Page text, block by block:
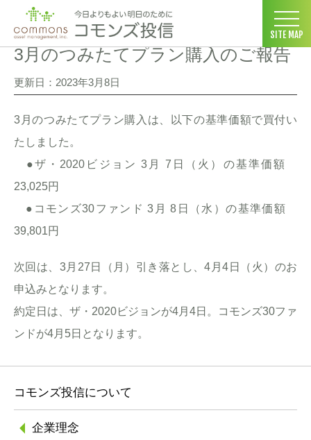
SITE MAP
コモンズ投信 ホーム >お客さま向け情報 3月のつみたてプラン購
3月のつみたてプラン購入のご報告
更新日：2023年3月8日
3月のつみたてプラン購入は、以下の基準価額で買付い
たしました。
●ザ・2020ビジョン 3月 7日（火）の基準価額
23,025円
●コモンズ30ファンド 3月 8日（水）の基準価額
39,801円
次回は、3月27日（月）引き落とし、4月4日（火）のお
申込みとなります。
約定日は、ザ・2020ビジョンが4月4日。コモンズ30ファ
ンドが4月5日となります。
コモンズ投信について
企業理念